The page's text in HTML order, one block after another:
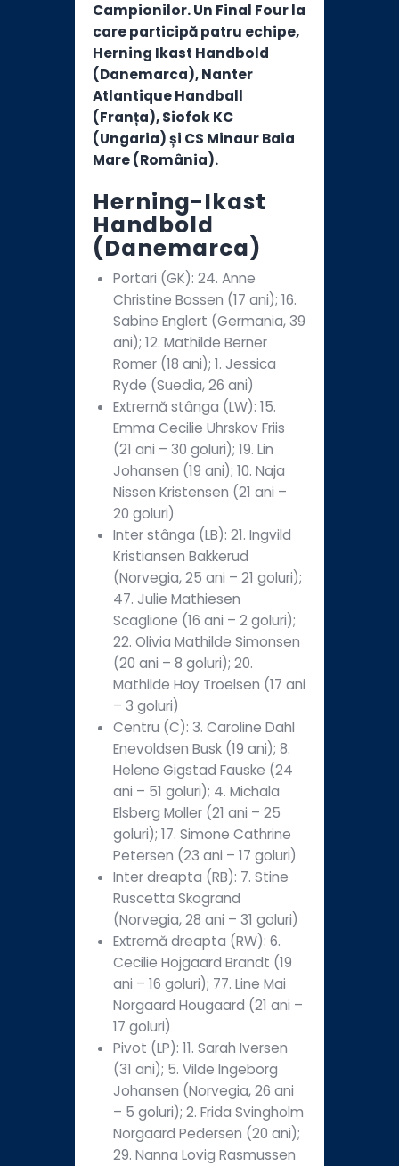
Campionilor. Un Final Four la
care participă patru echipe,
Herning Ikast Handbold
(Danemarca), Nanter
Atlantique Handball
(Franța), Siofok KC
(Ungaria) și CS Minaur Baia
Mare (România).
Herning-Ikast
Handbold
(Danemarca)
Portari (GK): 24. Anne
Christine Bossen (17 ani); 16.
Sabine Englert (Germania, 39
ani); 12. Mathilde Berner
Romer (18 ani); 1. Jessica
Ryde (Suedia, 26 ani)
Extremă stânga (LW): 15.
Emma Cecilie Uhrskov Friis
(21 ani – 30 goluri); 19. Lin
Johansen (19 ani); 10. Naja
Nissen Kristensen (21 ani –
20 goluri)
Inter stânga (LB): 21. Ingvild
Kristiansen Bakkerud
(Norvegia, 25 ani – 21 goluri);
47. Julie Mathiesen
Scaglione (16 ani – 2 goluri);
22. Olivia Mathilde Simonsen
(20 ani – 8 goluri); 20.
Mathilde Hoy Troelsen (17 ani
– 3 goluri)
Centru (C): 3. Caroline Dahl
Enevoldsen Busk (19 ani); 8.
Helene Gigstad Fauske (24
ani – 51 goluri); 4. Michala
Elsberg Moller (21 ani – 25
goluri); 17. Simone Cathrine
Petersen (23 ani – 17 goluri)
Inter dreapta (RB): 7. Stine
Ruscetta Skogrand
(Norvegia, 28 ani – 31 goluri)
Extremă dreapta (RW): 6.
Cecilie Hojgaard Brandt (19
ani – 16 goluri); 77. Line Mai
Norgaard Hougaard (21 ani –
17 goluri)
Pivot (LP): 11. Sarah Iversen
(31 ani); 5. Vilde Ingeborg
Johansen (Norvegia, 26 ani
– 5 goluri); 2. Frida Svingholm
Norgaard Pedersen (20 ani);
29. Nanna Lovig Rasmussen